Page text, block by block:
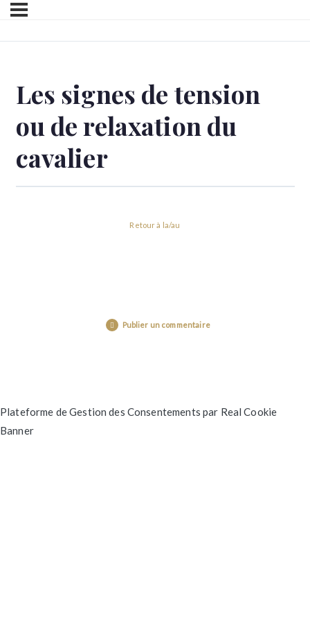
Les signes de tension
ou de relaxation du
cavalier
Retour à la/au
Publier un commentaire
Plateforme de Gestion des Consentements par Real Cookie
Banner